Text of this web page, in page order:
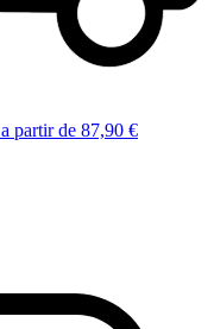
a partir de 87,90 €